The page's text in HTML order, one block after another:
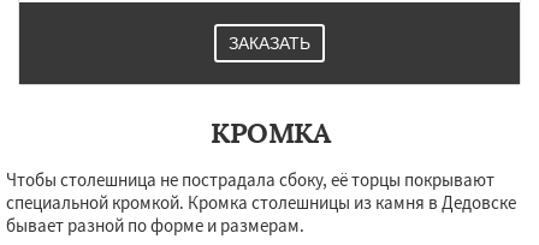
ЗАКАЗАТЬ
КРОМКА
Чтобы столешница не пострадала сбоку, её торцы покрывают
специальной кромкой. Кромка столешницы из камня в Дедовске
бывает разной по форме и размерам.